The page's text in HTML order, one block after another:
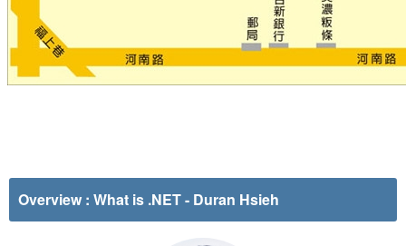
Overview : What is .NET- Duran Hsieh